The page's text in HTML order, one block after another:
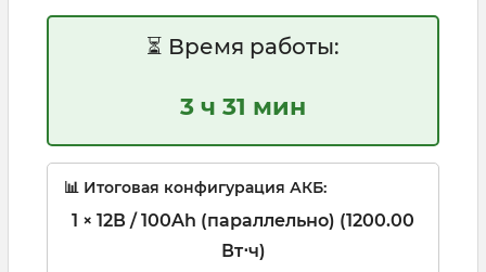
⏳ Время работы:
3 ч 31 мин
📊 Итоговая конфигурация АКБ:
1 × 12В / 100Ah (параллельно) (1200.00
Вт⋅ч)